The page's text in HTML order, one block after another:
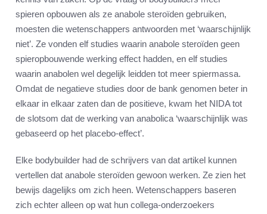
spieren opbouwen als ze anabole steroïden gebruiken,
moesten die wetenschappers antwoorden met ‘waarschijnlijk
niet’. Ze vonden elf studies waarin anabole steroïden geen
spieropbouwende werking effect hadden, en elf studies
waarin anabolen wel degelijk leidden tot meer spiermassa.
Omdat de negatieve studies door de bank genomen beter in
elkaar in elkaar zaten dan de positieve, kwam het NIDA tot
de slotsom dat de werking van anabolica ‘waarschijnlijk was
gebaseerd op het placebo-effect’.
Elke bodybuilder had de schrijvers van dat artikel kunnen
vertellen dat anabole steroïden gewoon werken. Ze zien het
bewijs dagelijks om zich heen. Wetenschappers baseren
zich echter alleen op wat hun collega-onderzoekers